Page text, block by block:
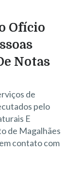
Ofício
Notas
de
pelo
E
de Magalhães
contato com